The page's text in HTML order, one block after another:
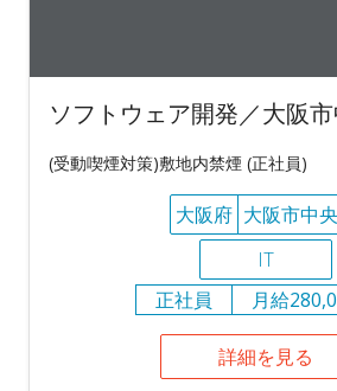
ソフトウェア開発／大阪
(受動喫煙対策)敷地内禁煙 (正社員)
大阪府 大阪市中
IT
正社員
月給
詳細を見る